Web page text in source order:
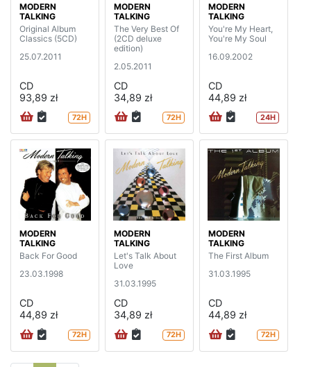
MODERN
TALKING
Original Album
Classics (5CD)
25.07.2011
CD
93,89 zł
72H
MODERN
TALKING
The Very Best Of
(2CD deluxe
edition)
2.05.2011
CD
34,89 zł
72H
MODERN
TALKING
You're My Heart,
You're My Soul
16.09.2002
CD
44,89 zł
24H
MODERN
TALKING
Back For Good
23.03.1998
CD
44,89 zł
72H
MODERN
TALKING
Let's Talk About
Love
31.03.1995
CD
34,89 zł
72H
MODERN
TALKING
The First Album
31.03.1995
CD
44,89 zł
72H